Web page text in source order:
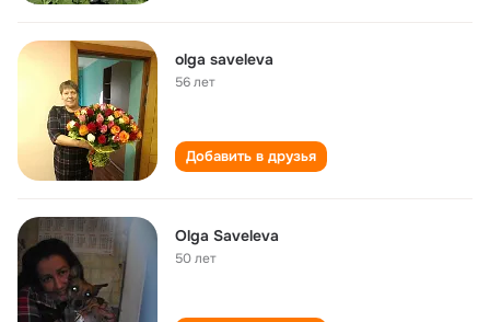
olga saveleva
56 лет
Добавить в друзья
Olga Saveleva
50 лет